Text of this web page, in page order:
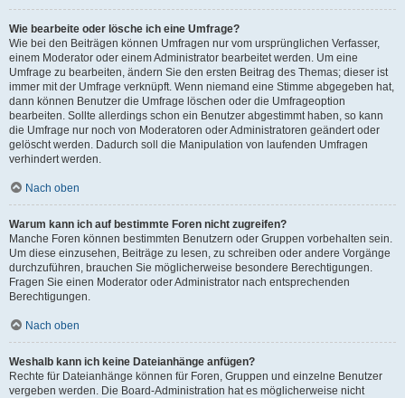
Wie bearbeite oder lösche ich eine Umfrage?
Wie bei den Beiträgen können Umfragen nur vom ursprünglichen Verfasser,
einem Moderator oder einem Administrator bearbeitet werden. Um eine
Umfrage zu bearbeiten, ändern Sie den ersten Beitrag des Themas; dieser ist
immer mit der Umfrage verknüpft. Wenn niemand eine Stimme abgegeben hat,
dann können Benutzer die Umfrage löschen oder die Umfrageoption
bearbeiten. Sollte allerdings schon ein Benutzer abgestimmt haben, so kann
die Umfrage nur noch von Moderatoren oder Administratoren geändert oder
gelöscht werden. Dadurch soll die Manipulation von laufenden Umfragen
verhindert werden.
Nach oben
Warum kann ich auf bestimmte Foren nicht zugreifen?
Manche Foren können bestimmten Benutzern oder Gruppen vorbehalten sein.
Um diese einzusehen, Beiträge zu lesen, zu schreiben oder andere Vorgänge
durchzuführen, brauchen Sie möglicherweise besondere Berechtigungen.
Fragen Sie einen Moderator oder Administrator nach entsprechenden
Berechtigungen.
Nach oben
Weshalb kann ich keine Dateianhänge anfügen?
Rechte für Dateianhänge können für Foren, Gruppen und einzelne Benutzer
vergeben werden. Die Board-Administration hat es möglicherweise nicht